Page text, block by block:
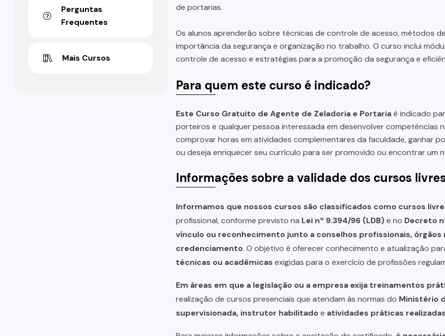
de portarias.
Os alunos aprenderão sobre técnicas de controle de acesso, métodos
importância da segurança e organização no trabalho. O curso inclui
controle de acesso e estratégias para a promoção da segurança e
Para quem este curso é indicado?
Este Curso Gratuito de Agente de Zeladoria e Portariaé indicado
porteiros e qualquer pessoa interessada em desenvolver competências
comprovar horas em atividades complementares da faculdade, ganhar
ou deseja enriquecer seu currículo para ser promovido ou encontrar um
Informações sobre a validade dos cursos
Informamos que nossos cursos são classificados como cursos
profissional, conforme previsto na Lei nº 9.394/96 (LDB)e no Decreto
vínculo ou reconhecimento junto a conselhos profissionais,
credenciamento. O objetivo é oferecer conhecimento e atualização
técnicas ou acadêmicas exigidas para o exercício de profissões
Em áreas em que a legislação ou a empresa exija treinamentos
realização de cursos presenciais que atendam às normas do Ministério
supervisionada, instrutor habilitadoe atividades práticas
Perguntas
Frequentes
Mais Cursos